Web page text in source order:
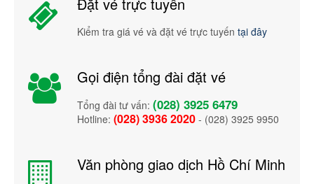
Kiểm tra giá vé và đặt vé trực tuyến tại đây
Gọi điện tổng đài đặt vé
Tổng đài tư vấn: (028) 3925 6479
Hotline: (028) 3936 2020 - (028) 3925 9950
Văn phòng giao dịch Hồ Chí Minh